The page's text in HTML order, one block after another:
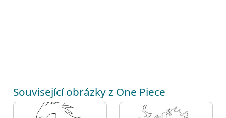
Související obrázky z One Piece